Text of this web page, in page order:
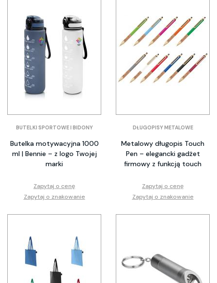
BUTELKI SPORTOWE I BIDONY
Butelka motywacyjna 1000
ml | Bennie – z logo Twojej
marki
Zapytaj o cenę
Zapytaj o znakowanie
DŁUGOPISY METALOWE
Metalowy długopis Touch
Pen – elegancki gadżet
firmowy z funkcją touch
Zapytaj o cenę
Zapytaj o znakowanie